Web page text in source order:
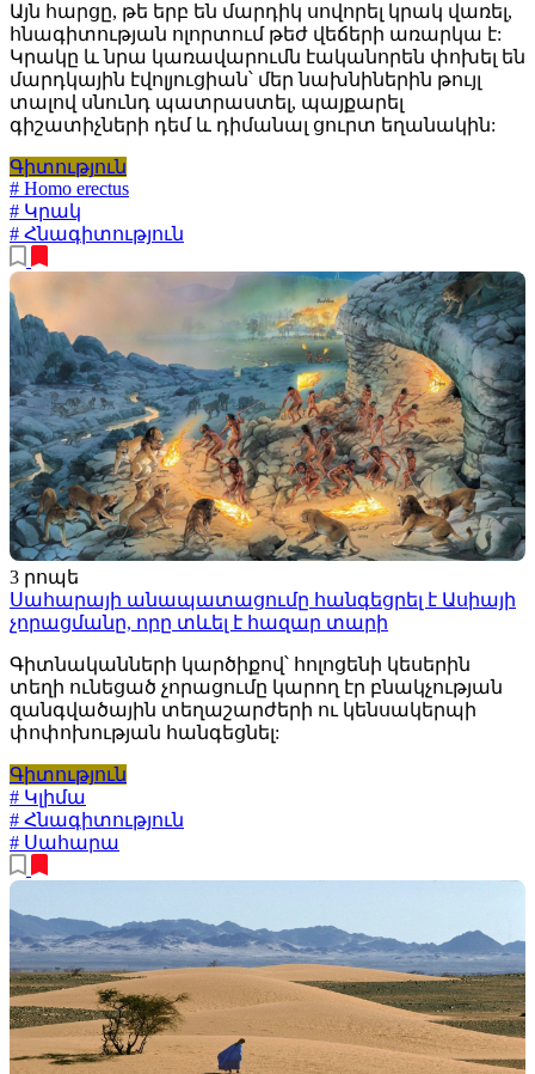
Այն հարցը, թե երբ են մարդիկ սովորել կրակ վառել,
հնագիտության ոլորտում թեժ վեճերի առարկա է:
Կրակը և նրա կառավարումն էականորեն փոխել են
մարդկային էվոլյուցիան՝ մեր նախնիներին թույլ
տալով սնունդ պատրաստել, պայքարել
գիշատիչների դեմ և դիմանալ ցուրտ եղանակին:
Գիտություն
# Homo erectus
# Կրակ
# Հնագիտություն
3 րոպե
Սահարայի անապատացումը հանգեցրել է Ասիայի
չորացմանը, որը տևել է հազար տարի
Գիտնականների կարծիքով՝ հոլոցենի կեսերին
տեղի ունեցած չորացումը կարող էր բնակչության
զանգվածային տեղաշարժերի ու կենսակերպի
փոփոխության հանգեցնել:
Գիտություն
# Կլիմա
# Հնագիտություն
# Սահարա